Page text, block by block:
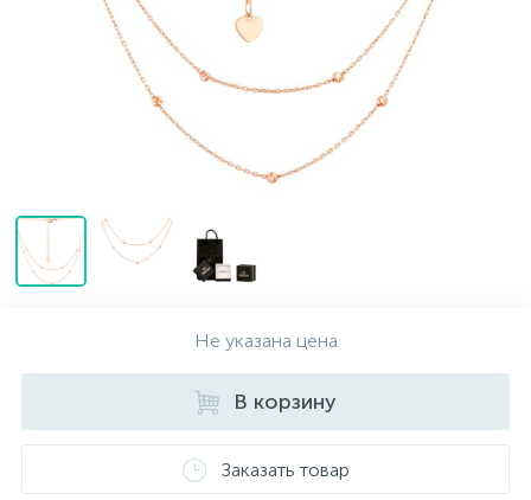
Не указана цена
В корзину
Заказать товар
Серебряные колье
Серебряные цепочки
Серебряные аксессуары
Серебряные сувениры